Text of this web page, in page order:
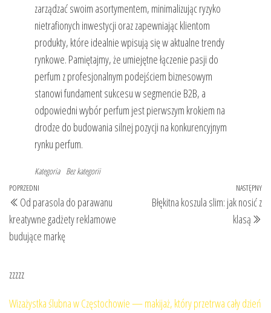
zarządzać swoim asortymentem, minimalizując ryzyko
nietrafionych inwestycji oraz zapewniając klientom
produkty, które idealnie wpisują się w aktualne trendy
rynkowe. Pamiętajmy, że umiejętne łączenie pasji do
perfum z profesjonalnym podejściem biznesowym
stanowi fundament sukcesu w segmencie B2B, a
odpowiedni wybór perfum jest pierwszym krokiem na
drodze do budowania silnej pozycji na konkurencyjnym
rynku perfum.
Kategoria Bez kategorii
Nawigacja
wpisu
Poprzedni
wpis
POPRZEDNI
Od parasola do parawanu
kreatywne gadżety reklamowe
budujące markę
NASTĘPNY
Błękitna koszula slim: jak nosić z
klasą
zzzzz
Wizażystka ślubna w Częstochowie — makijaż, który przetrwa cały dzień